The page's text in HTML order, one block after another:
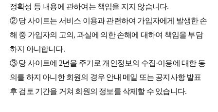
정확성 등 내용에 관하여는 책임을 지지 않습니다.
② 당 사이트는 서비스 이용과 관련하여 가입자에게 발생한 손
해 중 가입자의 고의, 과실에 의한 손해에 대하여 책임을 부담
하지 아니합니다.
③ 당 사이트에 2년을 주기로 개인정보의 수집·이용에 대한 동
의를 하지 아니한 회원의 경우 안내 메일 또는 공지사항 발표
후 검토 기간을 거쳐 회원의 정보를 삭제할 수 있습니다.